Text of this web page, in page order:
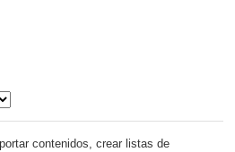
contenidos, crear listas de